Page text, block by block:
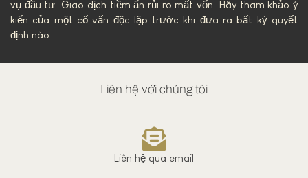
vụ đầu tư. Giao dịch tiềm ẩn rủi ro mất vốn. Hãy tham khảo ý
kiến của một cố vấn độc lập trước khi đưa ra bất kỳ quyết
định nào.
Liên hệ với chúng tôi
Liên hệ qua email